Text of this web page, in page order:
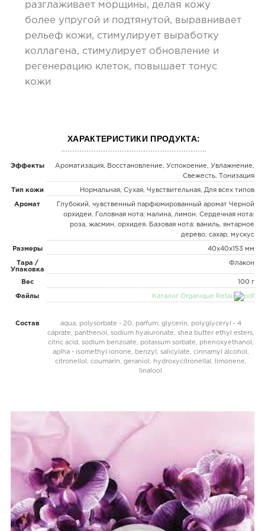
разглаживает морщины, делая кожу
более упругой и подтянутой, выравнивает
рельеф кожи, стимулирует выработку
коллагена, стимулирует обновление и
регенерацию клеток, повышает тонус
кожи
ХАРАКТЕРИСТИКИ ПРОДУКТА:
Эффекты
Ароматизация, Восстановление, Успокоение, Увлажнение,
Свежесть, Тонизация
Тип кожи Нормальная, Сухая, Чувствительная, Для всех типов
Аромат
Глубокий, чувственный парфюмированный аромат Черной
орхидеи. Головная нота: малина, лимон. Сердечная нота:
роза, жасмин, орхидея. Базовая нота: ваниль, янтарное
дерево, сахар, мускус
Размеры 40x40x153 мм
Тара /
Упаковка
Флакон
Вес 100 г
Файлы Каталог Organique Retail
Состав
aqua, polysorbate - 20, parfum, glycerin, polyglyceryl - 4
caprate, panthenol, sodium hyaluronate, shea butter ethyl esters,
citric acid, sodium benzoate, potassum sorbate, phenoxyethanol,
aplha - isomethyl ionone, benzyl, salicylate, cinnamyl alcohol,
citronellol, coumarin, geraniol, hydroxycitronellal, limonene,
linalool